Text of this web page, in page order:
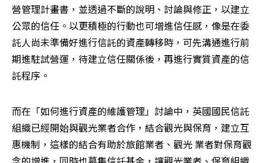
營管理計畫書，並透過不斷的說明、討論與修正，以建立
公眾的信任。以更積極的行動也可增進信任感，像是在委
託人尚未準備好進行信託的資產轉移時，可先溝通進行前
期進駐試營運，待建立信任關係後，再進行實質資產的信
託程序。
而在「如何進行資產的維護管理」討論中，英國國民信託
組織已經開始與觀光業者合作，結合觀光與保育，建立互
惠機制，這樣的結合有助於旅館業者、觀光 業者對保育觀